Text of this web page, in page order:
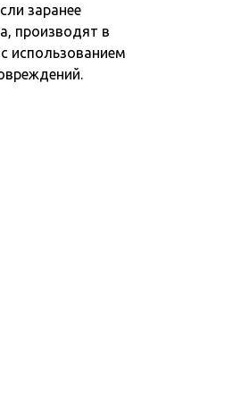
заранее
производят в
использованием